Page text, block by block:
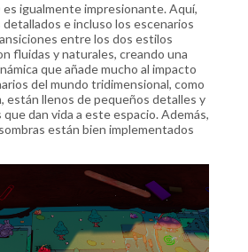
es igualmente impresionante. Aquí,
e incluso los escenarios
entre los dos estilos
fluidas y naturales, creando una
que añade mucho al impacto
del mundo tridimensional, como
están llenos de pequeños detalles y
dan vida a este espacio. Además,
están bien implementados